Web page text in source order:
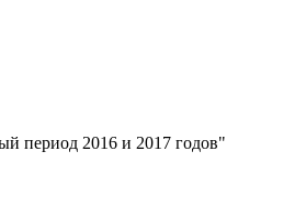
период 2016 и 2017 годов"